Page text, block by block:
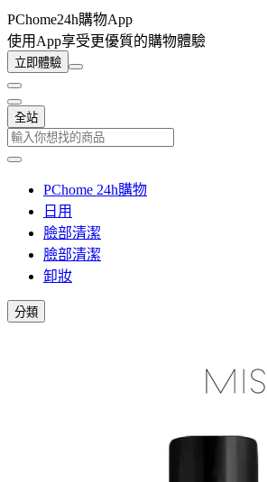
PChome24h購物App
使用App享受更優質的購物體驗
立即體驗
全站
PChome 24h購物
日用
臉部清潔
臉部清潔
卸妝
分類